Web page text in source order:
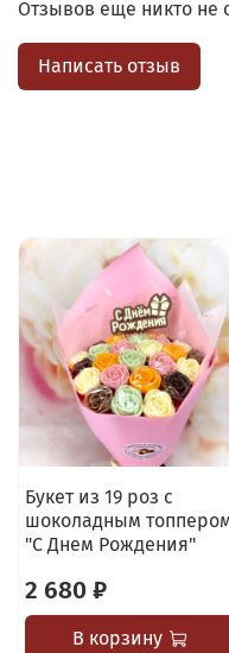
Отзывов еще никто не
Написать отзыв
Букет из 19 роз с
шоколадным
"С Днем Рождения"
2 680 ₽
В корзину